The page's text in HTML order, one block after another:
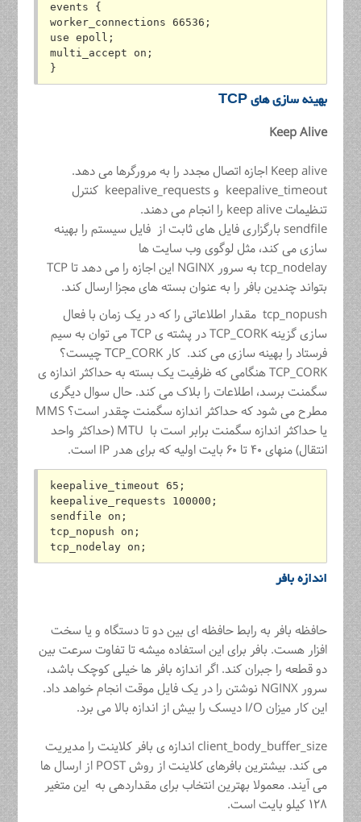
events {
worker_connections 66536;
use epoll;
multi_accept on;
}
بهینه سازی های TCP
Keep Alive
Keep alive اجازه اتصال مجدد را به مرورگرها می دهد.
keepalive_timeout و keepalive_requests کنترل
تنظیمات keep alive را انجام می دهند.
sendfile بارگزاری فایل های ثابت از فایل سیستم را بهینه
سازی می کند، مثل لوگوی وب سایت ها
tcp_nodelay به سرور NGINX این اجازه را می دهد تا TCP
بتواند چندین بافر را به عنوان بسته های مجزا ارسال کند.
tcp_nopush مقدار اطلاعاتی را که در یک زمان با فعال
سازی گزینه TCP_CORK در پشته ی TCP می توان به سیم
فرستاد را بهینه سازی می کند. کار TCP_CORK چیست؟
TCP_CORK هنگامی که ظرفیت یک بسته به حداکثر اندازه ی
سگمنت برسد، اطلاعات را بلاک می کند. حال سوال دیگری
مطرح می شود که حداکثر اندازه سگمنت چقدر است؟ MMS
یا حداکثر اندازه سگمنت برابر است با MTU (حداکثر واحد
انتقال) منهای ۴۰ تا ۶۰ بایت اولیه که برای هدر IP است.
keepalive_timeout 65;
keepalive_requests 100000;
sendfile on;
tcp_nopush on;
tcp_nodelay on;
اندازه بافر
حافظه بافر به رابط حافظه ای بین دو تا دستگاه و یا سخت
افزار هست. بافر برای این استفاده میشه تا تفاوت سرعت بین
دو قطعه را جبران کند. اگر اندازه بافر ها خیلی کوچک باشد،
سرور NGINX نوشتن را در یک فایل موقت انجام خواهد داد.
این کار میزان I/O دیسک را بیش از اندازه بالا می برد.
client_body_buffer_size اندازه ی بافر کلاینت را مدیریت
می کند. بیشترین بافرهای کلاینت از روش POST از ارسال ها
می آیند. معمولا بهترین انتخاب برای مقداردهی به این متغیر
۱۲۸ کیلو بایت است.